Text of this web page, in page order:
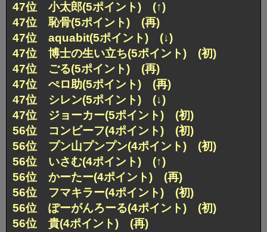
47位 小太郎(5ポイント) (↑)
47位 恥骨(5ポイント) (再)
47位 aquabit(5ポイント) (↓)
47位 博士の生い立ち(5ポイント) (初)
47位 ごる(5ポイント) (再)
47位 ぺロ助(5ポイント) (再)
47位 シレン(5ポイント) (↓)
47位 ジョーカー(5ポイント) (初)
56位 コンビーフ(4ポイント) (初)
56位 プン山プンプン(4ポイント) (初)
56位 いさむ(4ポイント) (↑)
56位 かーたー(4ポイント) (再)
56位 フマキラー(4ポイント) (初)
56位 ぽーがんろーる(4ポイント) (初)
56位 貴(4ポイント) (再)